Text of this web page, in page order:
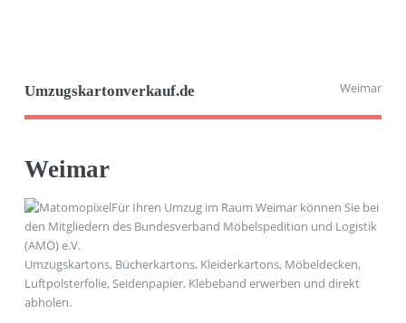
Umzugskartonverkauf.de Weimar
Weimar
Für Ihren Umzug im Raum Weimar können Sie bei
den Mitgliedern des Bundesverband Möbelspedition und Logistik
(AMÖ) e.V.
Umzugskartons, Bücherkartons, Kleiderkartons, Möbeldecken,
Luftpolsterfolie, Seidenpapier, Klebeband erwerben und direkt
abholen.